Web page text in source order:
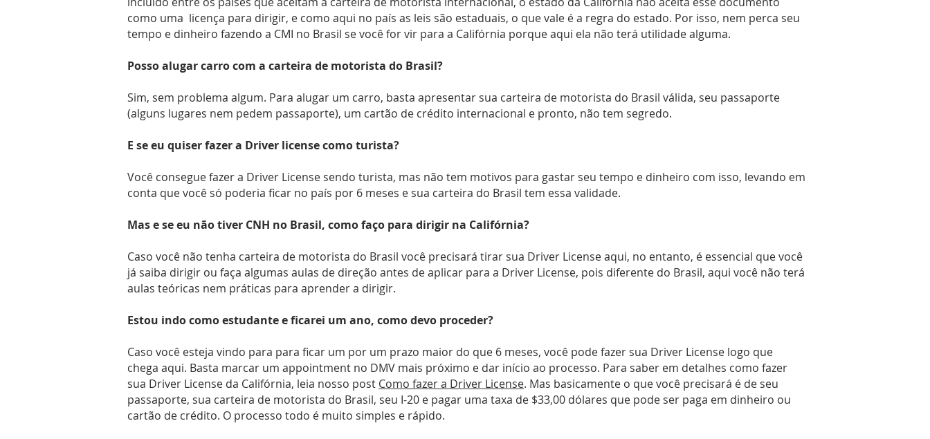
como uma licença para dirigir, e como aqui no país as leis são estaduais, o que vale é a regra do estado. Por isso, nem perca seu
tempo e dinheiro fazendo a CMI no Brasil se você for vir para a Califórnia porque aqui ela não terá utilidade alguma.
Posso alugar carro com a carteira de motorista do Brasil?
Sim, sem problema algum. Para alugar um carro, basta apresentar sua carteira de motorista do Brasil válida, seu passaporte
(alguns lugares nem pedem passaporte), um cartão de crédito internacional e pronto, não tem segredo.
E se eu quiser fazer a Driver license como turista?
Você consegue fazer a Driver License sendo turista, mas não tem motivos para gastar seu tempo e dinheiro com isso, levando em
conta que você só poderia ficar no país por 6 meses e sua carteira do Brasil tem essa validade.
Mas e se eu não tiver CNH no Brasil, como faço para dirigir na Califórnia?
Caso você não tenha carteira de motorista do Brasil você precisará tirar sua Driver License aqui, no entanto, é essencial que você
já saiba dirigir ou faça algumas aulas de direção antes de aplicar para a Driver License, pois diferente do Brasil, aqui você não terá
aulas teóricas nem práticas para aprender a dirigir.
Estou indo como estudante e ficarei um ano, como devo proceder?
Caso você esteja vindo para para ficar um por um prazo maior do que 6 meses, você pode fazer sua Driver License logo que
chega aqui. Basta marcar um appointment no DMV mais próximo e dar início ao processo. Para saber em detalhes como fazer
sua Driver License da Califórnia, leia nosso post Como fazer a Driver License. Mas basicamente o que você precisará é de seu
passaporte, sua carteira de motorista do Brasil, seu I-20 e pagar uma taxa de $33,00 dólares que pode ser paga em dinheiro ou
cartão de crédito. O processo todo é muito simples e rápido.